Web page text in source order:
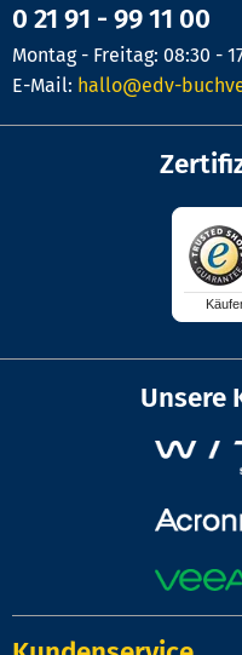
0 21 91 - 99 11 00
Montag - Freitag: 08:30 -
E-Mail: hallo@edv-
Unsere